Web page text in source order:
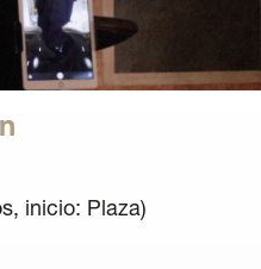
inicio: Plaza)